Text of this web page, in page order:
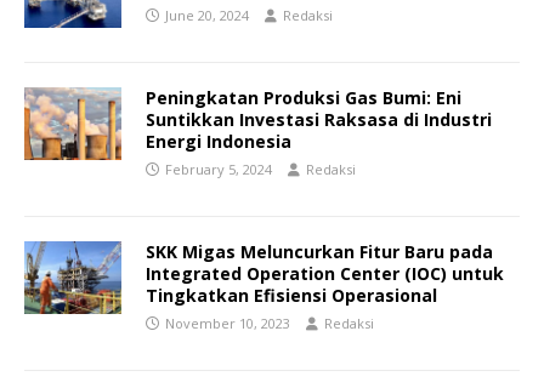
June 20, 2024 Redaksi
Peningkatan Produksi Gas Bumi: Eni
Suntikkan Investasi Raksasa di Industri
Energi Indonesia
February 5, 2024 Redaksi
SKK Migas Meluncurkan Fitur Baru pada
Integrated Operation Center (IOC) untuk
Tingkatkan Efisiensi Operasional
November 10, 2023 Redaksi